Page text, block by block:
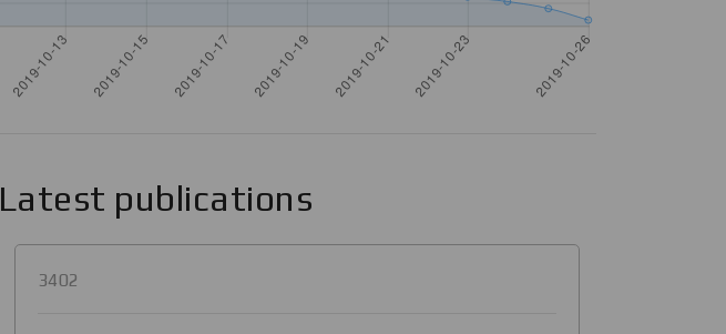
Latest publications
3402